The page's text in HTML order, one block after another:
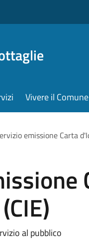
Vivere il Comune
emissione Carta
al pubblico